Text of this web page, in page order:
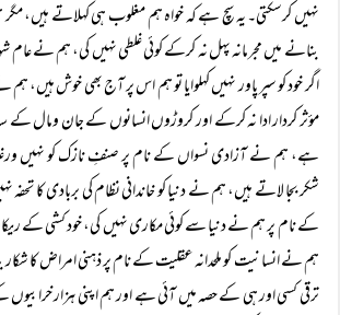
نہیں کرسکتی۔ یہ سچ ہے کہ خواہ ہم مغلوب ہی کہلاتے ہیں، مگر
بنانے میں مجرمانہ پہل نہ کرکے کوئی غلطی نہیں کی، ہم نے عام
اگر خود کو سپر پاور نہیں کہلوایا تو ہم اس پر آج بھی خوش ہیں،
مؤثر کردار ادا نہ کرکے اور کروڑوں انسانوں کے جان ومال کے
ہے، ہم نے آزادی نسواں کے نام پر صنفِ نازک کو نہیں
شکر بجا لاتے ہیں، ہم نے دنیا کو خاندانی نظام کی بربادی کا تحفہ
کے نام پر ہم نے دنیا سے کوئی مکاری نہیں کی، خود کشی کے
ہم نے انسانیت کو ملحدانہ عقلیت کے نام پر ذہنی امراض کا
ترقی کسی اور ہی کے حصہ میں آئی ہے اور ہم اپنی ہزار خرابیوں